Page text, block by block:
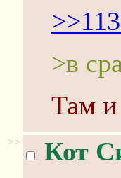
>в
Там и
>> Кот